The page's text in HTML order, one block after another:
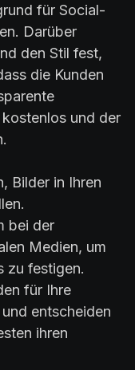
für Social-
Darüber
den Stil fest,
die Kunden
und der
Bilder in Ihren
bei der
Medien, um
zu festigen.
für Ihre
entscheiden
ihren